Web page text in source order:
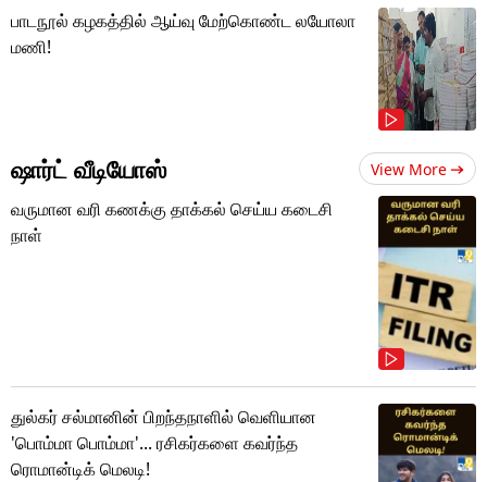
பாடநூல் கழகத்தில் ஆய்வு மேற்கொண்ட லயோலா
மணி!
ஷார்ட் வீடியோஸ் View More
வருமான வரி கணக்கு தாக்கல் செய்ய கடைசி
நாள்
துல்கர் சல்மானின் பிறந்தநாளில் வெளியான
'பொம்மா பொம்மா'... ரசிகர்களை கவர்ந்த
ரொமான்டிக் மெலடி!